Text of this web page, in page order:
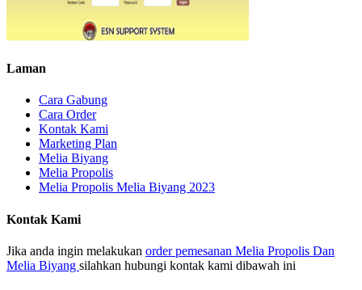
Laman
Cara Gabung
Cara Order
Kontak Kami
Marketing Plan
Melia Biyang
Melia Propolis
Melia Propolis Melia Biyang 2023
Kontak Kami
Jika anda ingin melakukan order pemesanan Melia Propolis Dan
Melia Biyang silahkan hubungi kontak kami dibawah ini